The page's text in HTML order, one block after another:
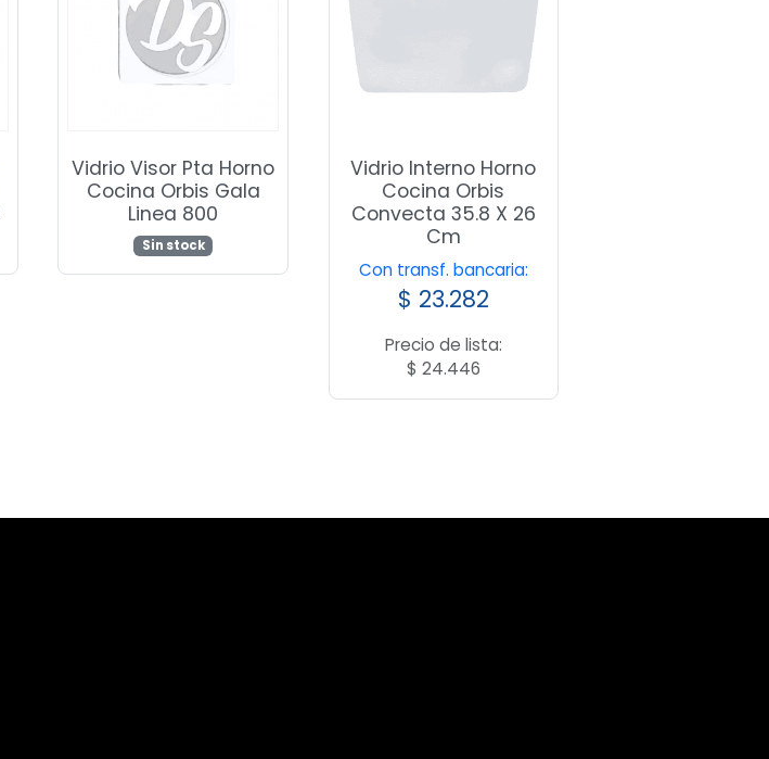
Vidrio Visor Pta Horno
Cocina Orbis Gala
Linea 800
Sin stock
Vidrio Interno Horno
Cocina Orbis
Convecta 35.8 X 26
Cm
Con transf. bancaria:
$ 23.282
Precio de lista:
$ 24.446